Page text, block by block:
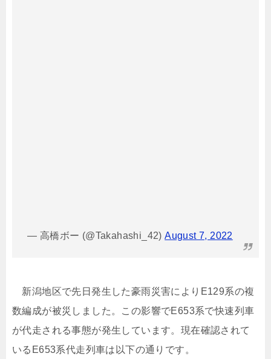
— 高橋ボー (@Takahashi_42)August 7, 2022
新潟地区で先日発生した豪雨災害によりE129系の複
数編成が被災しました。この影響でE653系で快速列車
が代走される事態が発生しています。現在確認されて
いるE653系代走列車は以下の通りです。